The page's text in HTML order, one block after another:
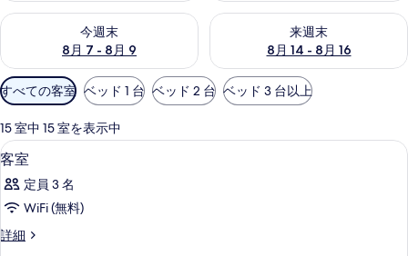
今週末
8月 7 - 8月 9
今週末 8月 7 - 8月 9 の空室状況をチェック
来週末
8月 14 - 8月 16
来週末 8月 14 - 8月 16 の空室
利
用
可
能
な
客
室
の
絞
すべての客室 ベッド 1 台 ベッド 2 台 ベッド 3 台以上
15 室中 15 室を表示中
客
室
の
す
べ
高級寝具、セーフティボックス (室内
7
客室
定員 3 名
WiFi (無料)
詳細
客